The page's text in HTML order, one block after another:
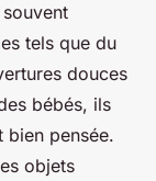
tels que du
douces
bébés, ils
bien pensée.
objets